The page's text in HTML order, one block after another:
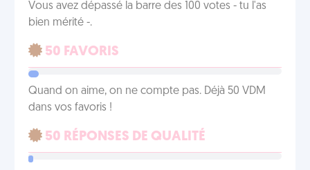
Vous avez dépassé la barre des 100 votes - tu l'as
bien mérité -.
50 FAVORIS
Quand on aime, on ne compte pas. Déjà 50 VDM
dans vos favoris !
50 RÉPONSES DE QUALITÉ